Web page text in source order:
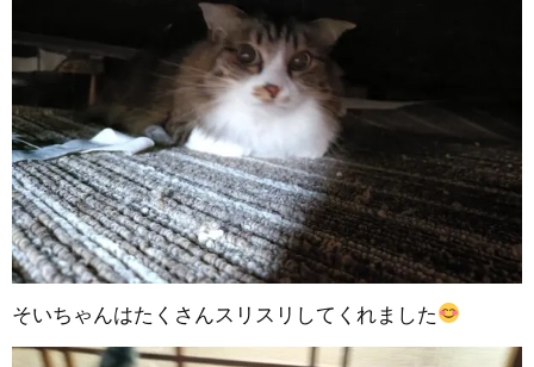
そいちゃんはたくさんスリスリしてくれました